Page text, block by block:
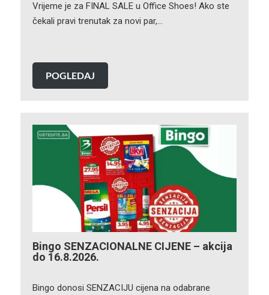
Vrijeme je za FINAL SALE u Office Shoes! Ako ste
čekali pravi trenutak za novi par,…
POGLEDAJ
Bingo SENZACIONALNE CIJENE – akcija
do 16.8.2026.
Bingo donosi SENZACIJU cijena na odabrane